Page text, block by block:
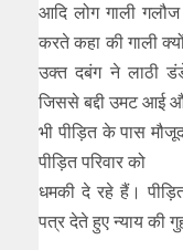
आदि लोग गाली
करते कहा की गाली
उक्त दबंग ने लाठी
जिससे बद्दी उमट आई
भी पीड़ित के पास
पीड़ित परिवार को
धमकी दे रहे हैं।
पत्र देते हुए न्याय की